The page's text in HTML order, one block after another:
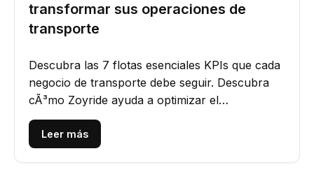
transformar sus operaciones de
transporte
Descubra las 7 flotas esenciales KPIs que cada
negocio de transporte debe seguir. Descubra
cÃ³mo Zoyride ayuda a optimizar el
rendimiento, reducir costos y...
Leer más